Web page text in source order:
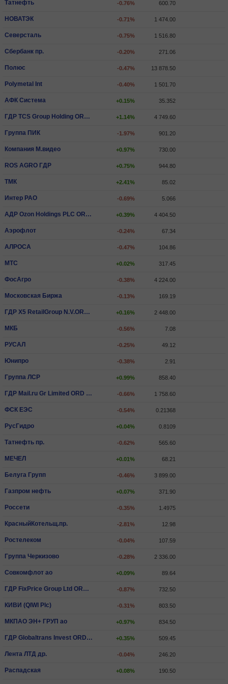
Татнефть -0.76% 600.70
НОВАТЭК -0.71% 1 474.00
Северсталь -0.75% 1 516.80
Сбербанк пр. -0.20% 271.06
Полюс -0.47% 13 878.50
Polymetal Int -0.40% 1 501.70
АФК Система +0.15% 35.352
ГДР TCS Group Holding ORD SHS +1.14% 4 749.60
Группа ПИК -1.97% 901.20
Компания М.видео +0.97% 730.00
ROS AGRO ГДР +0.75% 944.80
ТМК +2.41% 85.02
Интер РАО -0.69% 5.066
АДР Ozon Holdings PLC ORD SHS +0.39% 4 404.50
Аэрофлот -0.24% 67.34
АЛРОСА -0.47% 104.86
МТС +0.02% 317.45
ФосАгро -0.38% 4 224.00
Московская Биржа -0.13% 169.19
ГДР X5 RetailGroup N.V.ORD SHS +0.16% 2 448.00
МКБ -0.56% 7.08
РУСАЛ -0.25% 49.12
Юнипро -0.38% 2.91
Группа ЛСР +0.99% 858.40
ГДР Mail.ru Gr Limited ORD SHS -0.66% 1 758.60
ФСК ЕЭС -0.54% 0.21368
РусГидро +0.04% 0.8109
Татнефть пр. -0.62% 565.60
МЕЧЕЛ +0.01% 68.21
Белуга Групп -0.46% 3 899.00
Газпром нефть +0.07% 371.90
Россети -0.35% 1.4975
КрасныйКотельщ.пр. -2.81% 12.98
Ростелеком -0.04% 107.59
Группа Черкизово -0.28% 2 336.00
Совкомфлот ао +0.09% 89.64
ГДР FixPrice Group Ltd ORD SHS -0.87% 732.50
КИВИ (QIWI Plc) -0.31% 803.50
МКПАО ЭН+ ГРУП ао +0.97% 834.50
ГДР Globaltrans Invest ORD SHS +0.35% 509.45
Лента ЛТД др. -0.04% 246.20
Распадская +0.08% 190.50